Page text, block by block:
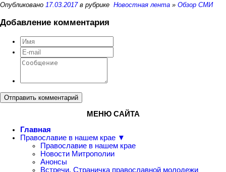
Опубликовано 17.03.2017в рубрике Новостная лента » Обзор СМИ
Добавление комментария
Отправить комментарий
МЕНЮ САЙТА
Главная
Православие в нашем крае ▼
Православие в нашем крае
Новости Митрополии
Анонсы
Встречи. Страничка православной молодежи